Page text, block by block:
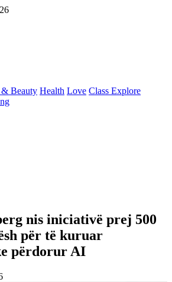
& Beauty Health Love Class Explore
nis iniciativë prej 500
për të kuruar
përdorur AI